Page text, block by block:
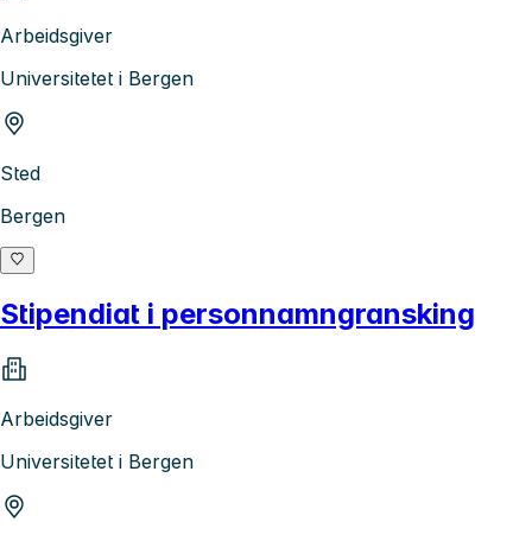
Arbeidsgiver
Universitetet i Bergen
Sted
Bergen
Stipendiat i personnamngransking
Arbeidsgiver
Universitetet i Bergen